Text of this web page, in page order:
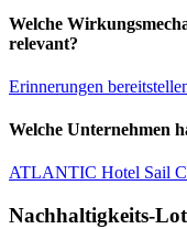
Welche
relevant?
Erinnerungen
Welche Unternehmen
ATLANTIC Hotel Sail
Nachhaltigkeits-